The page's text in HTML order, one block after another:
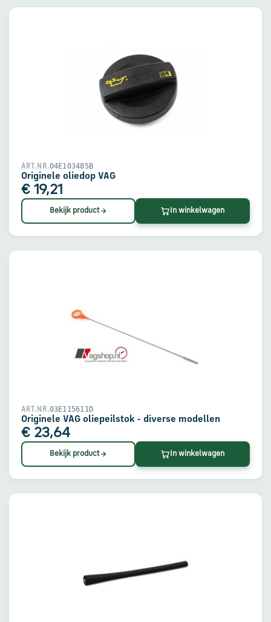
ART.NR.04E103485B
Originele oliedop VAG
€ 19,21
Bekijk product In winkelwagen
ART.NR.03E115611D
Originele VAG oliepeilstok - diverse modellen
€ 23,64
Bekijk product In winkelwagen